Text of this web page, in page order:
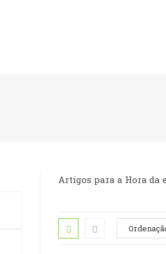
Artigos para a Hora da